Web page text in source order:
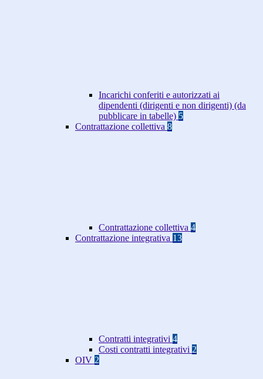
Incarichi conferiti e autorizzati ai
dipendenti (dirigenti e non dirigenti) (da
pubblicare in tabelle) 5
Contrattazione collettiva 8
Contrattazione collettiva 4
Contrattazione integrativa 13
Contratti integrativi 4
Costi contratti integrativi 2
OIV 2